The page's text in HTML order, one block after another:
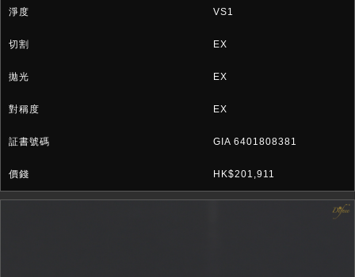
VS1
EX
EX
EX
GIA 6401808381
HK$201,911